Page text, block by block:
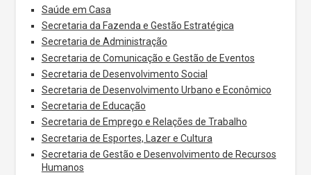
Saúde em Casa
Secretaria da Fazenda e Gestão Estratégica
Secretaria de Administração
Secretaria de Comunicação e Gestão de Eventos
Secretaria de Desenvolvimento Social
Secretaria de Desenvolvimento Urbano e Econômico
Secretaria de Educação
Secretaria de Emprego e Relações de Trabalho
Secretaria de Esportes, Lazer e Cultura
Secretaria de Gestão e Desenvolvimento de Recursos
Humanos